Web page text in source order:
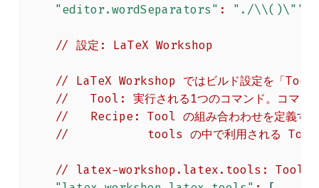
"editor.wordSeparators" : "./\\()\" '-
// 設定: LaTeX Workshop
// LaTeX Workshop ではビルド設定を「
//
Tool: 実行される1つのコマンド。コマン
//
Recipe: Tool の組み合わわせを定義す
//
tools の中で利用される Tool
// latex-workshop.latex.tools: Tool